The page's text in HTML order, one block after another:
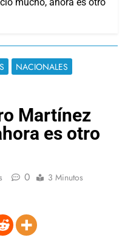
NACIONALES
Martínez
es otro
0 3 Minutos